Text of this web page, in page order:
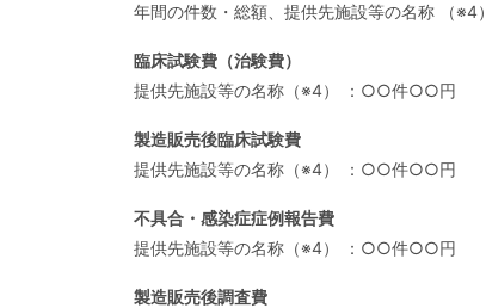
年間の件数・総額、提供先施設等の名称 （※4）
臨床試験費（治験費）
提供先施設等の名称（※4） ：○○件○○円
製造販売後臨床試験費
提供先施設等の名称（※4） ：○○件○○円
不具合・感染症症例報告費
提供先施設等の名称（※4） ：○○件○○円
製造販売後調査費